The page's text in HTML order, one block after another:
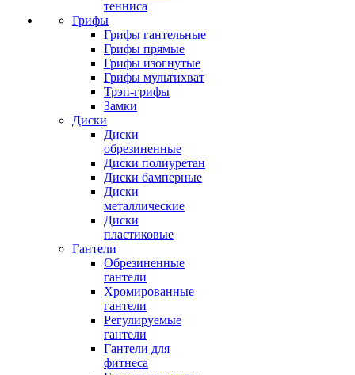
тенниса
Грифы
Грифы гантельные
Грифы прямые
Грифы изогнутые
Грифы мультихват
Трэп-грифы
Замки
Диски
Диски
обрезиненные
Диски полиуретан
Диски бамперные
Диски
металлические
Диски
пластиковые
Гантели
Обрезиненные
гантели
Хромированные
гантели
Регулируемые
гантели
Гантели для
фитнеса